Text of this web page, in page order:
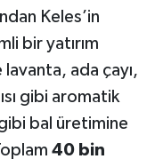
Keles’in
bir yatırım
ada çayı,
gibi aromatik
bal üretimine
40 bin